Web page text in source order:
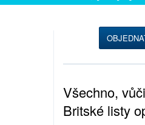
Všechno,
Britské listy